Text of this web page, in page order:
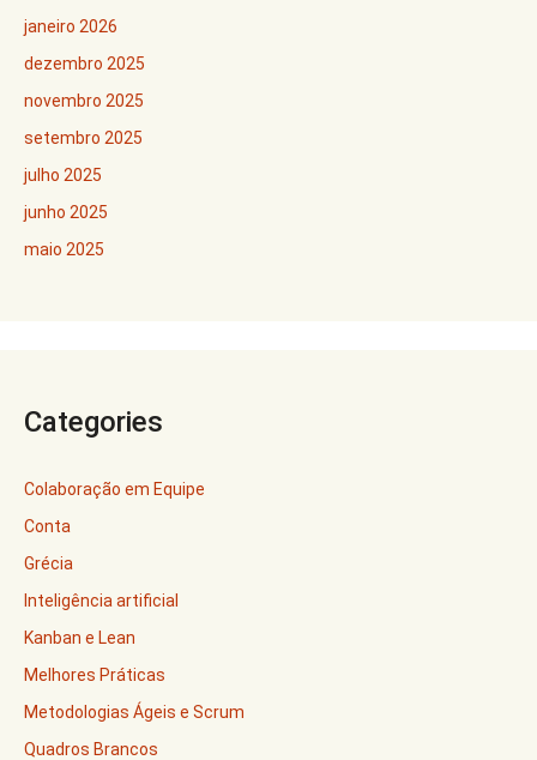
janeiro 2026
dezembro 2025
novembro 2025
setembro 2025
julho 2025
junho 2025
maio 2025
Categories
Colaboração em Equipe
Conta
Grécia
Inteligência artificial
Kanban e Lean
Melhores Práticas
Metodologias Ágeis e Scrum
Quadros Brancos